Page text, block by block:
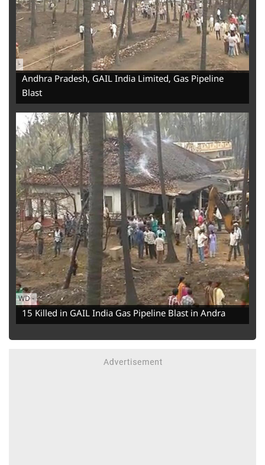
-
Andhra Pradesh, GAIL India Limited, Gas Pipeline
Blast
WD -
15 Killed in GAIL India Gas Pipeline Blast in Andra